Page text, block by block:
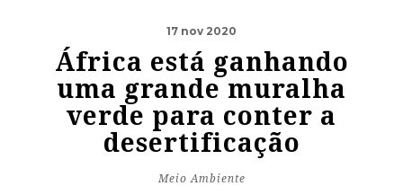
17 nov 2020
África está ganhando
uma grande muralha
verde para conter a
desertificação
Meio Ambiente